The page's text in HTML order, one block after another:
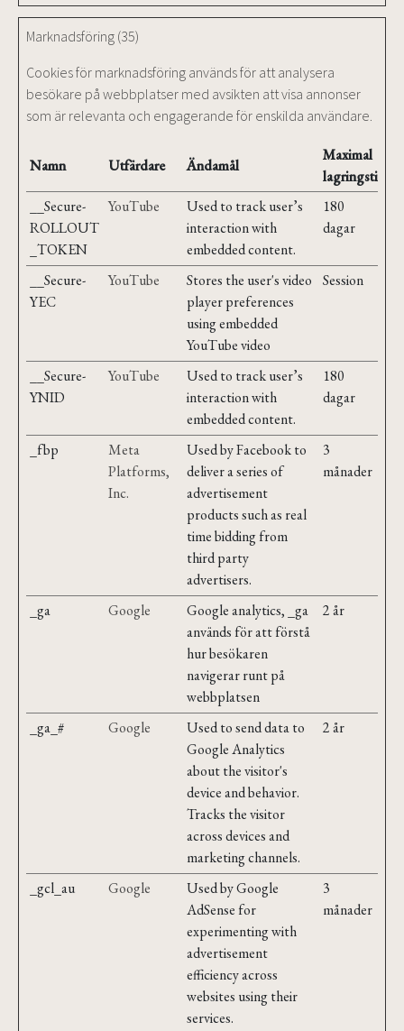
Marknadsföring (35)
Cookies för marknadsföring används för att analysera
besökare på webbplatser med avsikten att visa annonser
som är relevanta och engagerande för enskilda användare.
Namn Utfärdare Ändamål
Maximal
lagringstid
__Secure-
ROLLOUT
_TOKEN
YouTube
Used to track user’s
interaction with
embedded content.
180
dagar
__Secure-
YEC
YouTube
Stores the user's video
player preferences
using embedded
YouTube video
Session
__Secure-
YNID
YouTube
Used to track user’s
interaction with
embedded content.
180
dagar
_fbp
Meta
Platforms,
Inc.
Used by Facebook to
deliver a series of
advertisement
products such as real
time bidding from
third party
advertisers.
3
månader
_ga Google
Google analytics, _ga
används för att förstå
hur besökaren
navigerar runt på
webbplatsen
2 år
_ga_# Google
Used to send data to
Google Analytics
about the visitor's
device and behavior.
Tracks the visitor
across devices and
marketing channels.
2 år
_gcl_au Google
Used by Google
AdSense for
experimenting with
advertisement
efficiency across
websites using their
services.
3
månader